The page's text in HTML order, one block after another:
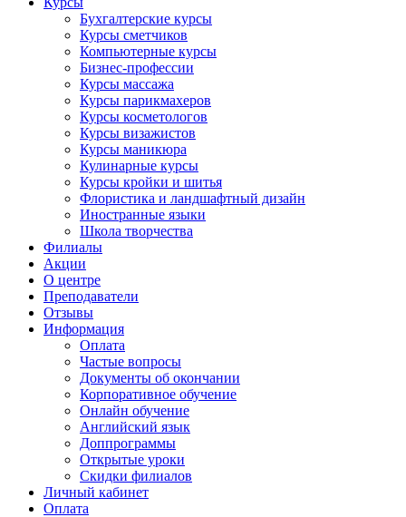
Бухгалтерские курсы
Курсы сметчиков
Компьютерные курсы
Бизнес-профессии
Курсы массажа
Курсы парикмахеров
Курсы косметологов
Курсы визажистов
Курсы маникюра
Кулинарные курсы
Курсы кройки и шитья
Флористика и ландшафтный дизайн
Иностранные языки
Школа творчества
Филиалы
Акции
О центре
Преподаватели
Отзывы
Информация
Оплата
Частые вопросы
Документы об окончании
Корпоративное обучение
Онлайн обучение
Английский язык
Доппрограммы
Открытые уроки
Скидки филиалов
Личный кабинет
Оплата